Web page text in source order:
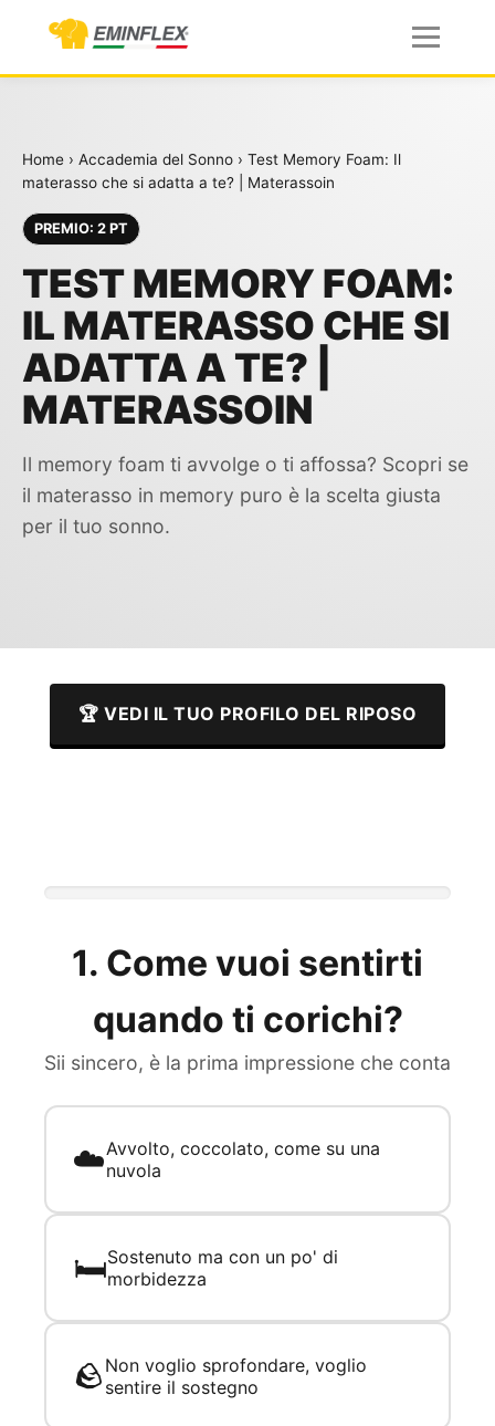
Home › Accademia del Sonno › Test Memory Foam: Il
materasso che si adatta a te? | Materassoin
PREMIO: 2 PT
TEST MEMORY FOAM:
IL MATERASSO CHE SI
ADATTA A TE? |
MATERASSOIN
Il memory foam ti avvolge o ti affossa? Scopri se
il materasso in memory puro è la scelta giusta
per il tuo sonno.
🏆 VEDI IL TUO PROFILO DEL RIPOSO
1. Come vuoi sentirti
quando ti corichi?
Sii sincero, è la prima impressione che conta
☁️Avvolto, coccolato, come su una
nuvola
🛏️Sostenuto ma con un po' di
morbidezza
🪨 Non voglio sprofondare, voglio
sentire il sostegno